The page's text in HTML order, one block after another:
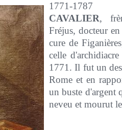
1771-
CAVALIER,
Fréjus, docteur
cure de
celle
1771. Il fut un
Rome et en
un buste d'argent
neveu et mourut